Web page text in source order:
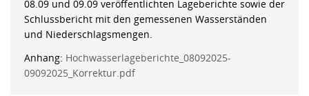
08.09 und 09.09 veröffentlichten Lageberichte sowie der
Schlussbericht mit den gemessenen Wasserständen
und Niederschlagsmengen.
Anhang: Hochwasserlageberichte_08092025-
09092025_Korrektur.pdf